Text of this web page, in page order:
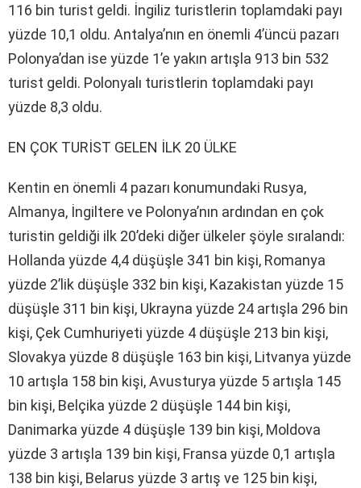
116 bin turist geldi. İngiliz turistlerin toplamdaki payı
yüzde 10,1 oldu. Antalya’nın en önemli 4’üncü pazarı
Polonya’dan ise yüzde 1’e yakın artışla 913 bin 532
turist geldi. Polonyalı turistlerin toplamdaki payı
yüzde 8,3 oldu.
EN ÇOK TURİST GELEN İLK 20 ÜLKE
Kentin en önemli 4 pazarı konumundaki Rusya,
Almanya, İngiltere ve Polonya’nın ardından en çok
turistin geldiği ilk 20’deki diğer ülkeler şöyle sıralandı:
Hollanda yüzde 4,4 düşüşle 341 bin kişi, Romanya
yüzde 2’lik düşüşle 332 bin kişi, Kazakistan yüzde 15
düşüşle 311 bin kişi, Ukrayna yüzde 24 artışla 296 bin
kişi, Çek Cumhuriyeti yüzde 4 düşüşle 213 bin kişi,
Slovakya yüzde 8 düşüşle 163 bin kişi, Litvanya yüzde
10 artışla 158 bin kişi, Avusturya yüzde 5 artışla 145
bin kişi, Belçika yüzde 2 düşüşle 144 bin kişi,
Danimarka yüzde 4 düşüşle 139 bin kişi, Moldova
yüzde 3 artışla 139 bin kişi, Fransa yüzde 0,1 artışla
138 bin kişi, Belarus yüzde 3 artış ve 125 bin kişi,